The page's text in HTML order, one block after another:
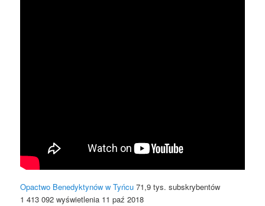
Opactwo Benedyktynów w Tyńcu 71,9 tys. subskrybentów
1 413 092 wyświetlenia 11 paź 2018